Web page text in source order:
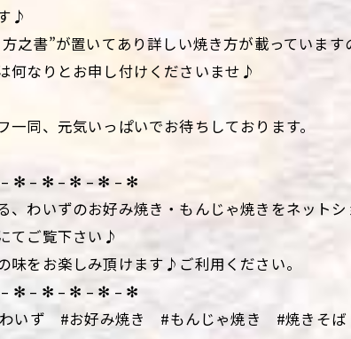
♪
之書”が置いてあり詳しい焼き方が載っていま
何なりとお申し付けくださいませ♪
一同、元気いっぱいでお待ちしております。
✻ – ✻ – ✻ – ✻ – ✻
、わいずのお好み焼き・もんじゃ焼きをネットシ
てご覧下さい♪
味をお楽しみ頂けます♪ご利用ください。
✻ – ✻ – ✻ – ✻ – ✻
いず #お好み焼き #もんじゃ焼き #焼きそ